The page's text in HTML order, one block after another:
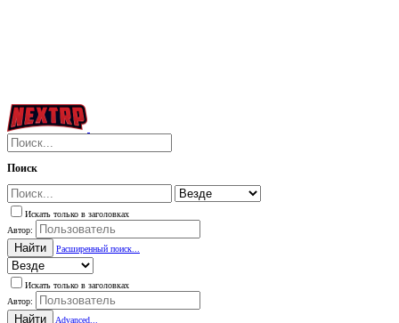
Поиск
Искать только в заголовках
Автор:
Найти Расширенный поиск...
Искать только в заголовках
Автор:
Найти
Advanced...